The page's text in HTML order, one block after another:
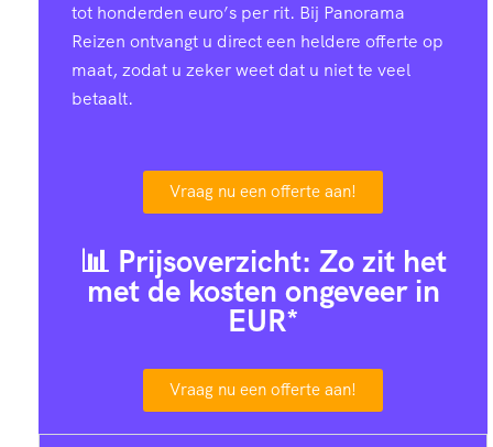
tot honderden euro’s per rit. Bij Panorama
Reizen ontvangt u direct een heldere offerte op
maat, zodat u zeker weet dat u niet te veel
betaalt.
Vraag nu een offerte aan!
📊 Prijsoverzicht: Zo zit het
met de kosten ongeveer in
EUR*
Vraag nu een offerte aan!